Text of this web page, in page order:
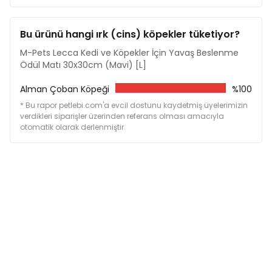
Genişlik: 1 cm
Bu ürünü hangi ırk (cins) köpekler tüketiyor?
M-Pets Lecca Kedi ve Köpekler İçin Yavaş Beslenme
Ödül Matı 30x30cm (Mavi) [L]
Alman Çoban Köpeği
%100
* Bu rapor petlebi.com'a evcil dostunu kaydetmiş üyelerimizin
verdikleri siparişler üzerinden referans olması amacıyla
otomatik olarak derlenmiştir.